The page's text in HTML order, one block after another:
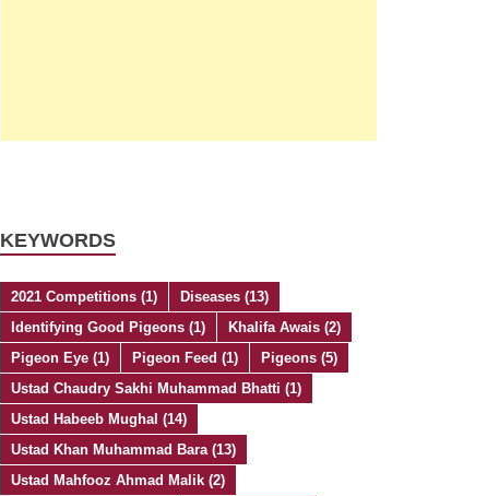
KEYWORDS
2021 Competitions (1) Diseases (13)
Identifying Good Pigeons (1) Khalifa Awais (2)
Pigeon Eye (1) Pigeon Feed (1) Pigeons (5)
Ustad Chaudry Sakhi Muhammad Bhatti (1)
Ustad Habeeb Mughal (14)
Ustad Khan Muhammad Bara(13)
Ustad Mahfooz Ahmad Malik (2)